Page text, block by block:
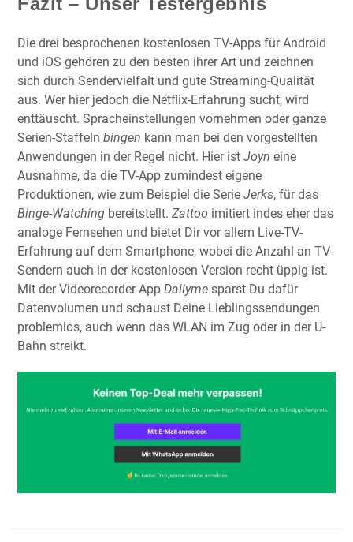
Die drei besprochenen kostenlosen TV-Apps für Android
und iOS gehören zu den besten ihrer Art und zeichnen
sich durch Sendervielfalt und gute Streaming-Qualität
aus. Wer hier jedoch die Netflix-Erfahrung sucht, wird
enttäuscht. Spracheinstellungen vornehmen oder ganze
Serien-Staffeln bingen kann man bei den vorgestellten
Anwendungen in der Regel nicht. Hier ist Joyn eine
Ausnahme, da die TV-App zumindest eigene
Produktionen, wie zum Beispiel die Serie Jerks, für das
Binge-Watching bereitstellt. Zattoo imitiert indes eher das
analoge Fernsehen und bietet Dir vor allem Live-TV-
Erfahrung auf dem Smartphone, wobei die Anzahl an TV-
Sendern auch in der kostenlosen Version recht üppig ist.
Mit der Videorecorder-App Dailyme sparst Du dafür
Datenvolumen und schaust Deine Lieblingssendungen
problemlos, auch wenn das WLAN im Zug oder in der U-
Bahn streikt.